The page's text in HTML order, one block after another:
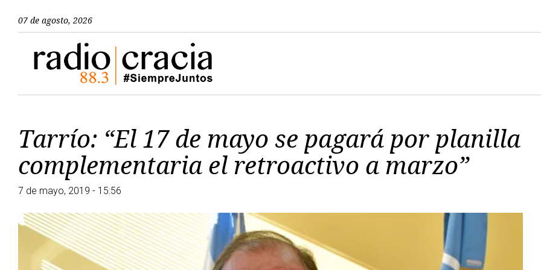
07 de agosto, 2026
Tarrío: “El 17 de mayo se pagará por planilla
complementaria el retroactivo a marzo”
7 de mayo, 2019 - 15:56